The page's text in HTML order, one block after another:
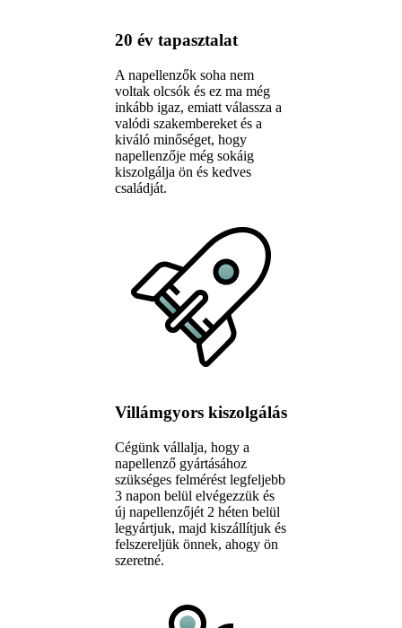
20 év tapasztalat
A napellenzők soha nem
voltak olcsók és ez ma még
inkább igaz, emiatt válassza a
valódi szakembereket és a
kiváló minőséget, hogy
napellenzője még sokáig
kiszolgálja ön és kedves
családját.
Villámgyors kiszolgálás
Cégünk vállalja, hogy a
napellenző gyártásához
szükséges felmérést legfeljebb
3 napon belül elvégezzük és
új napellenzőjét 2 héten belül
legyártjuk, majd kiszállítjuk és
felszereljük önnek, ahogy ön
szeretné.